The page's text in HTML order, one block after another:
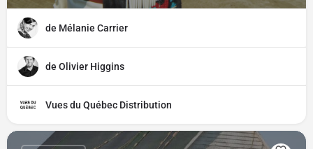
de Mélanie Carrier
de Olivier Higgins
Vues du Québec Distribution